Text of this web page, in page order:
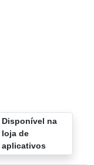
Disponível na
loja de
aplicativos